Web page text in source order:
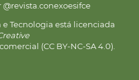
e Tecnologia está licenciada
(CC BY-NC-SA 4.0).